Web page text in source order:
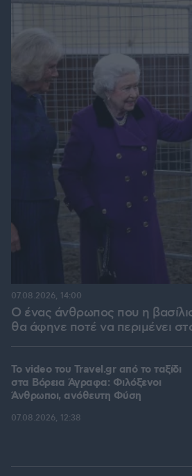
Ο ένας άνθρωπος που η
θα άφηνε ποτέ να περιμένει
07.08.2026, 14:00
To video του Travel.gr από το ταξίδι
στα Βόρεια Άγραφα: Φιλόξενοι
Άνθρωποι, ανόθευτη Φύση
07.08.2026, 12:38